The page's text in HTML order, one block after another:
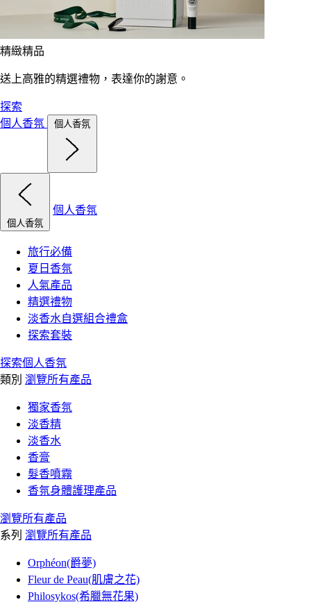
精緻精品
送上高雅的精選禮物，表達你的謝意。
探索
個人香氛
個人香氛
個人香氛
個人香氛
旅行必備
夏日香氛
人氣產品
精選禮物
淡香水自選組合禮盒
探索套裝
探索個人香氛
類別 瀏覽所有產品
獨家香氛
淡香精
淡香水
香膏
髮香噴霧
香氛身體護理產品
瀏覽所有產品
系列 瀏覽所有產品
Orphéon(爵夢)
Fleur de Peau(肌膚之花)
Philosykos(希臘無花果)